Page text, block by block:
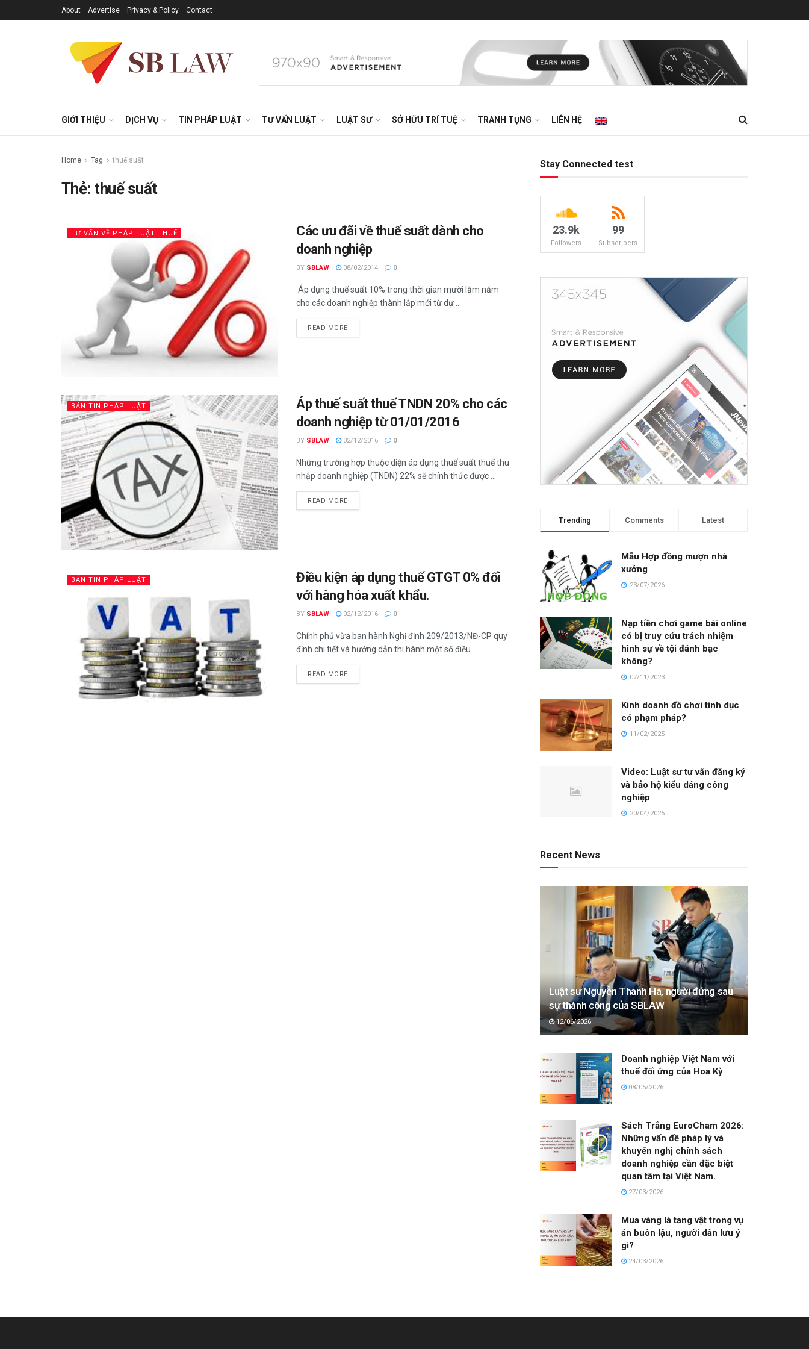
About Advertise Privacy & Policy Contact
GIỚI THIỆU DỊCH VỤ TIN PHÁP LUẬT TƯ VẤN LUẬT LUẬT SƯ SỞ HỮU TRÍ TUỆ TRANH TỤNG LIÊN HỆ
Home Tag thuế suất
Thẻ: thuế suất
TƯ VẤN VỀ PHÁP LUẬT THUẾ
Các ưu đãi về thuế suất dành cho
doanh nghiệp
BY SBLAW 08/02/2014 0
Áp dụng thuế suất 10% trong thời gian mười lăm năm
cho các doanh nghiệp thành lập mới từ dự ...
READ MORE
BẢN TIN PHÁP LUẬT
Áp thuế suất thuế TNDN 20% cho các
doanh nghiệp từ 01/01/2016
BY SBLAW 02/12/2016 0
Những trường hợp thuộc diện áp dụng thuế suất thuế thu
nhập doanh nghiệp (TNDN) 22% sẽ chính thức được ...
READ MORE
BẢN TIN PHÁP LUẬT
Điều kiện áp dụng thuế GTGT 0% đối
với hàng hóa xuất khẩu.
BY SBLAW 02/12/2016 0
Chính phủ vừa ban hành Nghị định 209/2013/NĐ-CP quy
định chi tiết và hướng dẫn thi hành một số điều ...
READ MORE
Stay Connected test
23.9k
Followers
99
Subscribers
Trending Comments Latest
Mẫu Hợp đồng mượn nhà
xưởng
23/07/2026
Nạp tiền chơi game bài online
có bị truy cứu trách nhiệm
hình sự về tội đánh bạc
không?
07/11/2023
Kinh doanh đồ chơi tình dục
có phạm pháp?
11/02/2025
Video: Luật sư tư vấn đăng ký
và bảo hộ kiểu dáng công
nghiệp
20/04/2025
Recent News
Luật sư Nguyễn Thanh Hà, người đứng sau
sự thành công của SBLAW
12/06/2026
Doanh nghiệp Việt Nam với
thuế đối ứng của Hoa Kỳ
08/05/2026
Sách Trắng EuroCham 2026:
Những vấn đề pháp lý và
khuyến nghị chính sách
doanh nghiệp cần đặc biệt
quan tâm tại Việt Nam.
27/03/2026
Mua vàng là tang vật trong vụ
án buôn lậu, người dân lưu ý
gì?
24/03/2026